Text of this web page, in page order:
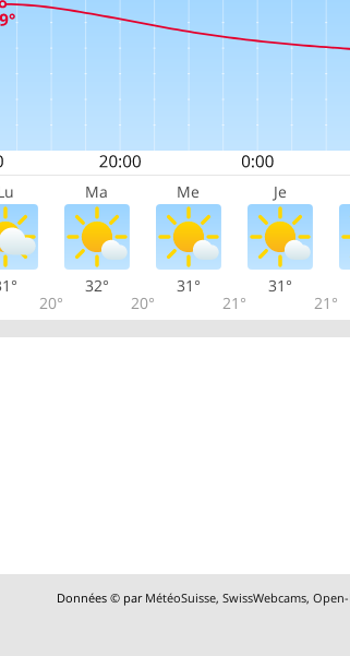
Ma Me Je
20°
32°
20°
31°
21°
31°
21°
Données © par MétéoSuisse,SwissWebcams,